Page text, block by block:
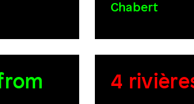
Chabert
4